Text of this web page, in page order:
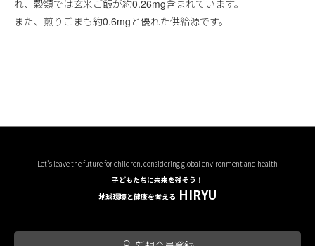
れ、穀類では玄米ご飯が約0.26mg含まれています。
また、煎りごまも約0.6mgと優れた供給源です。
Let's leave the future for children, considering global environment and health
子どもたちに未来を残そう！
地球環境と健康を考える HIRYU